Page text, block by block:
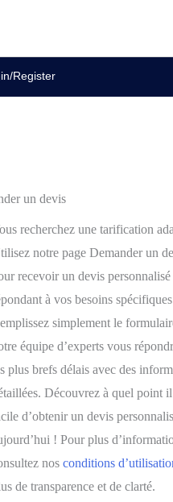
Register
un devis
recherchez une tarification
notre page Demander un
recevoir un devis personnalisé
à vos besoins
simplement le
équipe d’experts vous
plus brefs délais avec des
Découvrez à quel point
d’obtenir un devis
! Pour plus
nosconditions
de transparence et de clarté.